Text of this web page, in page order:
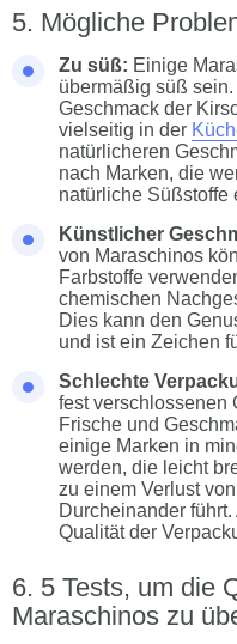
Mögliche
Zu süß: Einige
übermäßig süß
Geschmack der
vielseitig in der
natürlicheren
nach Marken, die
natürliche Süßstoffe
Künstlicher
von Maraschinos
Farbstoffe
chemischen
Dies kann den
und ist ein Zeichen
Schlechte
fest verschlossenen
Frische und
einige Marken in
werden, die leicht
zu einem Verlust
Durcheinander
Qualität der
5 Tests, um die
Maraschinos zu